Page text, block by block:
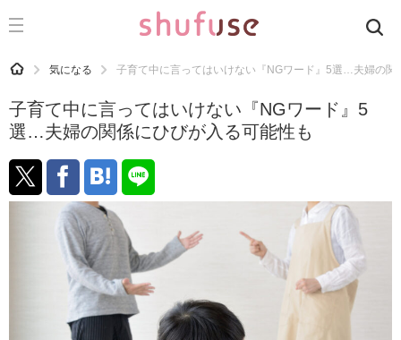
CATEGORY 記事カテゴリ
運気
洗濯
生活の知恵
マナー
HOME 気になる 子育て中に言ってはいけない『NGワード』5選…夫婦の関
子育て中に言ってはいけない『NGワード』5
選…夫婦の関係にひびが入る可能性も